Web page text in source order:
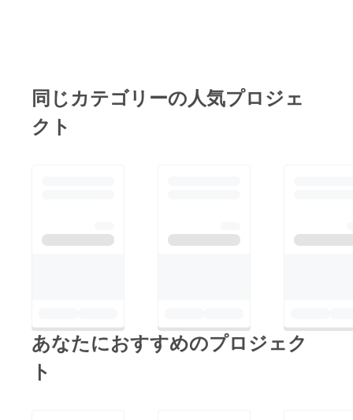
同じカテゴリーの人気プロジェ
クト
あなたにおすすめのプロジェク
ト